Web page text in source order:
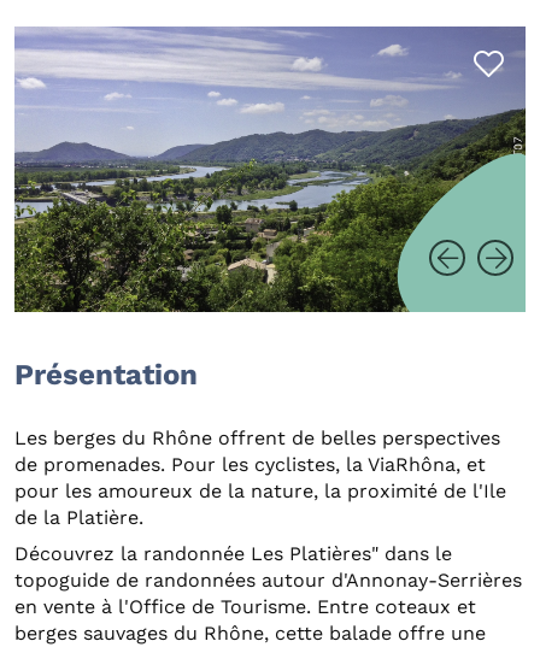
Présentation
Les berges du Rhône offrent de belles perspectives
de promenades. Pour les cyclistes, la ViaRhôna, et
pour les amoureux de la nature, la proximité de l'Ile
de la Platière.
Découvrez la randonnée Les Platières" dans le
topoguide de randonnées autour d'Annonay-Serrières
en vente à l'Office de Tourisme. Entre coteaux et
berges sauvages du Rhône, cette balade offre une